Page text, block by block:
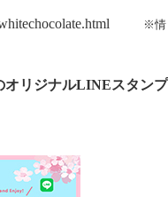
※情
オリジナルLINEスタンプ